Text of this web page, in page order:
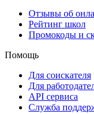
Отзывы об
Рейтинг школ
Промокоды и
Помощь
Для соискателя
Для
API сервиса
Служба